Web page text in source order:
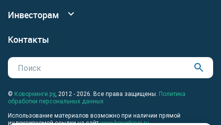
Новый коворкинг
Инвесторам
Владельцам недвижимости
Контакты
© Коворкинги.ру, 2012 - 2026. Все права защищены. Политика
обработки персональных данных
Использование материалов возможно при наличии прямой
индексируемой ссылки на сайтwww.kovorkingi.ru